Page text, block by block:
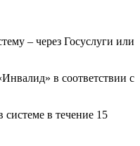
– через Госуслуги или
в соответствии с
системе в течение 15